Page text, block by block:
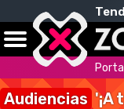
Audiencias '¡A